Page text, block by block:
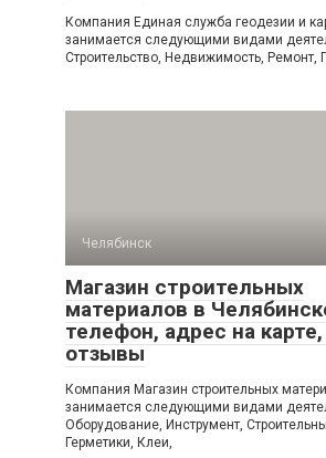
Компания Единая служба геодезии и
занимается следующими видами
Строительство, Недвижимость, Ремонт,
Челябинск
Магазин строительных
материалов в
телефон, адрес на
отзывы
Компания Магазин строительных
занимается следующими видами
Оборудование, Инструмент,
Герметики, Клеи,